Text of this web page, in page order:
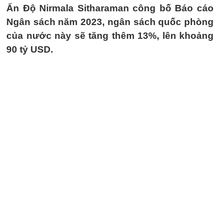
Ấn Độ Nirmala Sitharaman công bố Báo cáo
Ngân sách năm 2023, ngân sách quốc phòng
của nước này sẽ tăng thêm 13%, lên khoảng
90 tỷ USD.